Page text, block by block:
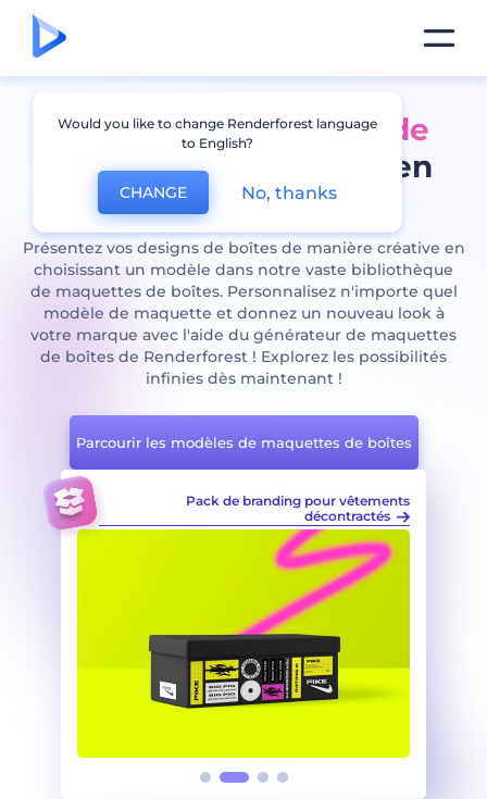
SuperbeGénérateur de
maquettes de boîtes
en
pleine action !
Présentez vos designs de boîtes de manière créative en
choisissant un modèle dans notre vaste bibliothèque
de maquettes de boîtes. Personnalisez n'importe quel
modèle de maquette et donnez un nouveau look à
votre marque avec l'aide du générateur de maquettes
de boîtes de Renderforest ! Explorez les possibilités
infinies dès maintenant !
Parcourir les modèles de maquettes de boîtes
vêtements
Mockups d'emballages de marque
Would you like to change Renderforest language
to English?
CHANGE No, thanks